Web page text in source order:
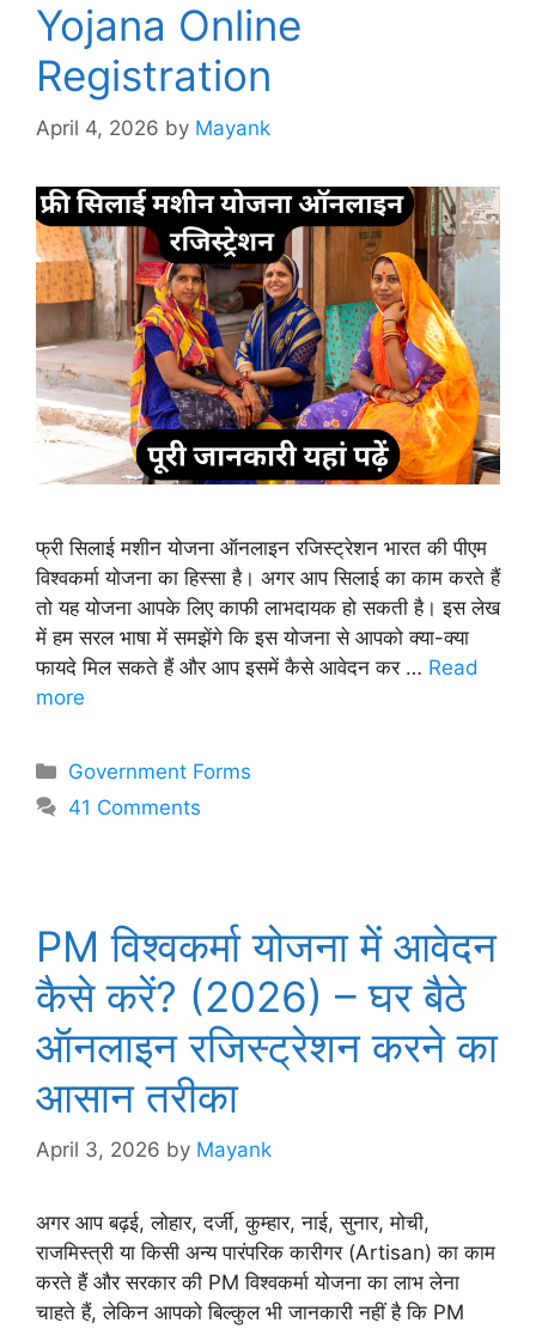
Yojana Online
Registration
April 4, 2026 by Mayank
फ्री सिलाई मशीन योजना ऑनलाइन रजिस्ट्रेशन भारत की पीएम
विश्वकर्मा योजना का हिस्सा है। अगर आप सिलाई का काम करते हैं
तो यह योजना आपके लिए काफी लाभदायक हो सकती है। इस लेख
में हम सरल भाषा में समझेंगे कि इस योजना से आपको क्या-क्या
फायदे मिल सकते हैं और आप इसमें कैसे आवेदन कर … Read
more
Categories
Government Forms
41 Comments
PM विश्वकर्मा योजना में आवेदन
कैसे करें? (2026) – घर बैठे
ऑनलाइन रजिस्ट्रेशन करने का
आसान तरीका
April 3, 2026 by Mayank
अगर आप बढ़ई, लोहार, दर्जी, कुम्हार, नाई, सुनार, मोची,
राजमिस्त्री या किसी अन्य पारंपरिक कारीगर (Artisan) का काम
करते हैं और सरकार की PM विश्वकर्मा योजना का लाभ लेना
चाहते हैं, लेकिन आपको बिल्कुल भी जानकारी नहीं है कि PM